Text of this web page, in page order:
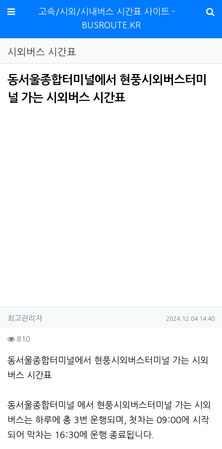
메뉴
고속/시외/시내버스 시간표 사이트 -
BUSROUTE.KR
시외버스 시간표
동서울종합터미널에서 현풍시외버스터미
널 가는 시외버스 시간표
작성자 정보
최고관리자작성 작성일
2024.12.04 14:40
컨텐츠 정보
810
본문
동서울종합터미널에서 현풍시외버스터미널 가는 시외
버스 시간표
동서울종합터미널 에서 현풍시외버스터미널 가는 시외
버스는 하루에 총 3번 운행되며, 첫차는 09:00에 시작
되어 막차는 16:30에 운행 종료됩니다.